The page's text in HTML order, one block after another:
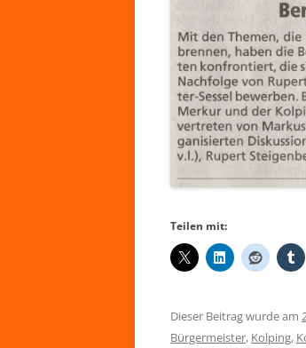
Teilen mit:
Dieser Beitrag wurde am
Bürgermeister, Kolping,